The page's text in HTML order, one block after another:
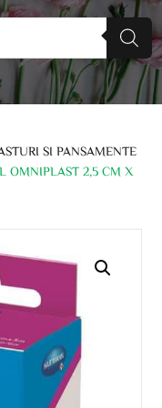
SI PANSAMENTE
OMNIPLAST 2,5 CM X